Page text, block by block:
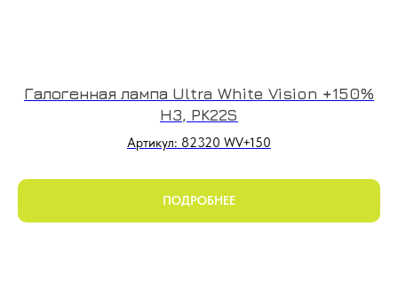
Галогенная лампа Ultra White Vision +150%
H3, PK22S
Артикул: 82320 WV+150
ПОДРОБНЕЕ